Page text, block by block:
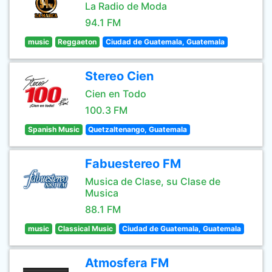
La Radio de Moda
94.1 FM
music Reggaeton Ciudad de Guatemala, Guatemala
Stereo Cien
Cien en Todo
100.3 FM
Spanish Music Quetzaltenango, Guatemala
Fabuestereo FM
Musica de Clase, su Clase de
Musica
88.1 FM
music Classical Music Ciudad de Guatemala, Guatemala
Atmosfera FM